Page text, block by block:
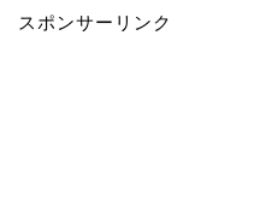
スポンサーリンク